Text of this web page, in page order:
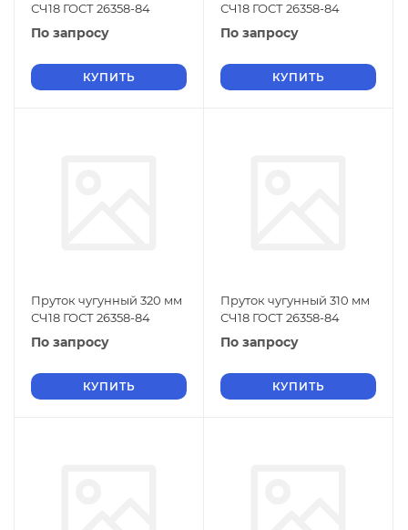
СЧ18 ГОСТ 26358-84
По запросу
КУПИТЬ
СЧ18 ГОСТ 26358-84
По запросу
КУПИТЬ
Пруток чугунный 320 мм
СЧ18 ГОСТ 26358-84
По запросу
КУПИТЬ
Пруток чугунный 310 мм
СЧ18 ГОСТ 26358-84
По запросу
КУПИТЬ